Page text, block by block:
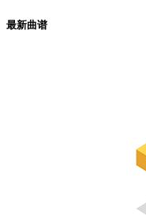
最新曲谱